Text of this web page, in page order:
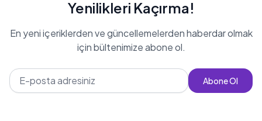
sosyal medya dünyasında önemli bir
yer edinmiş ve geniş bir takipçi
kitlesine ulaşmıştır.
Yenilikleri Kaçırma!
En yeni içeriklerden ve güncellemelerden haberdar olmak
için bültenimize abone ol.
Abone Ol